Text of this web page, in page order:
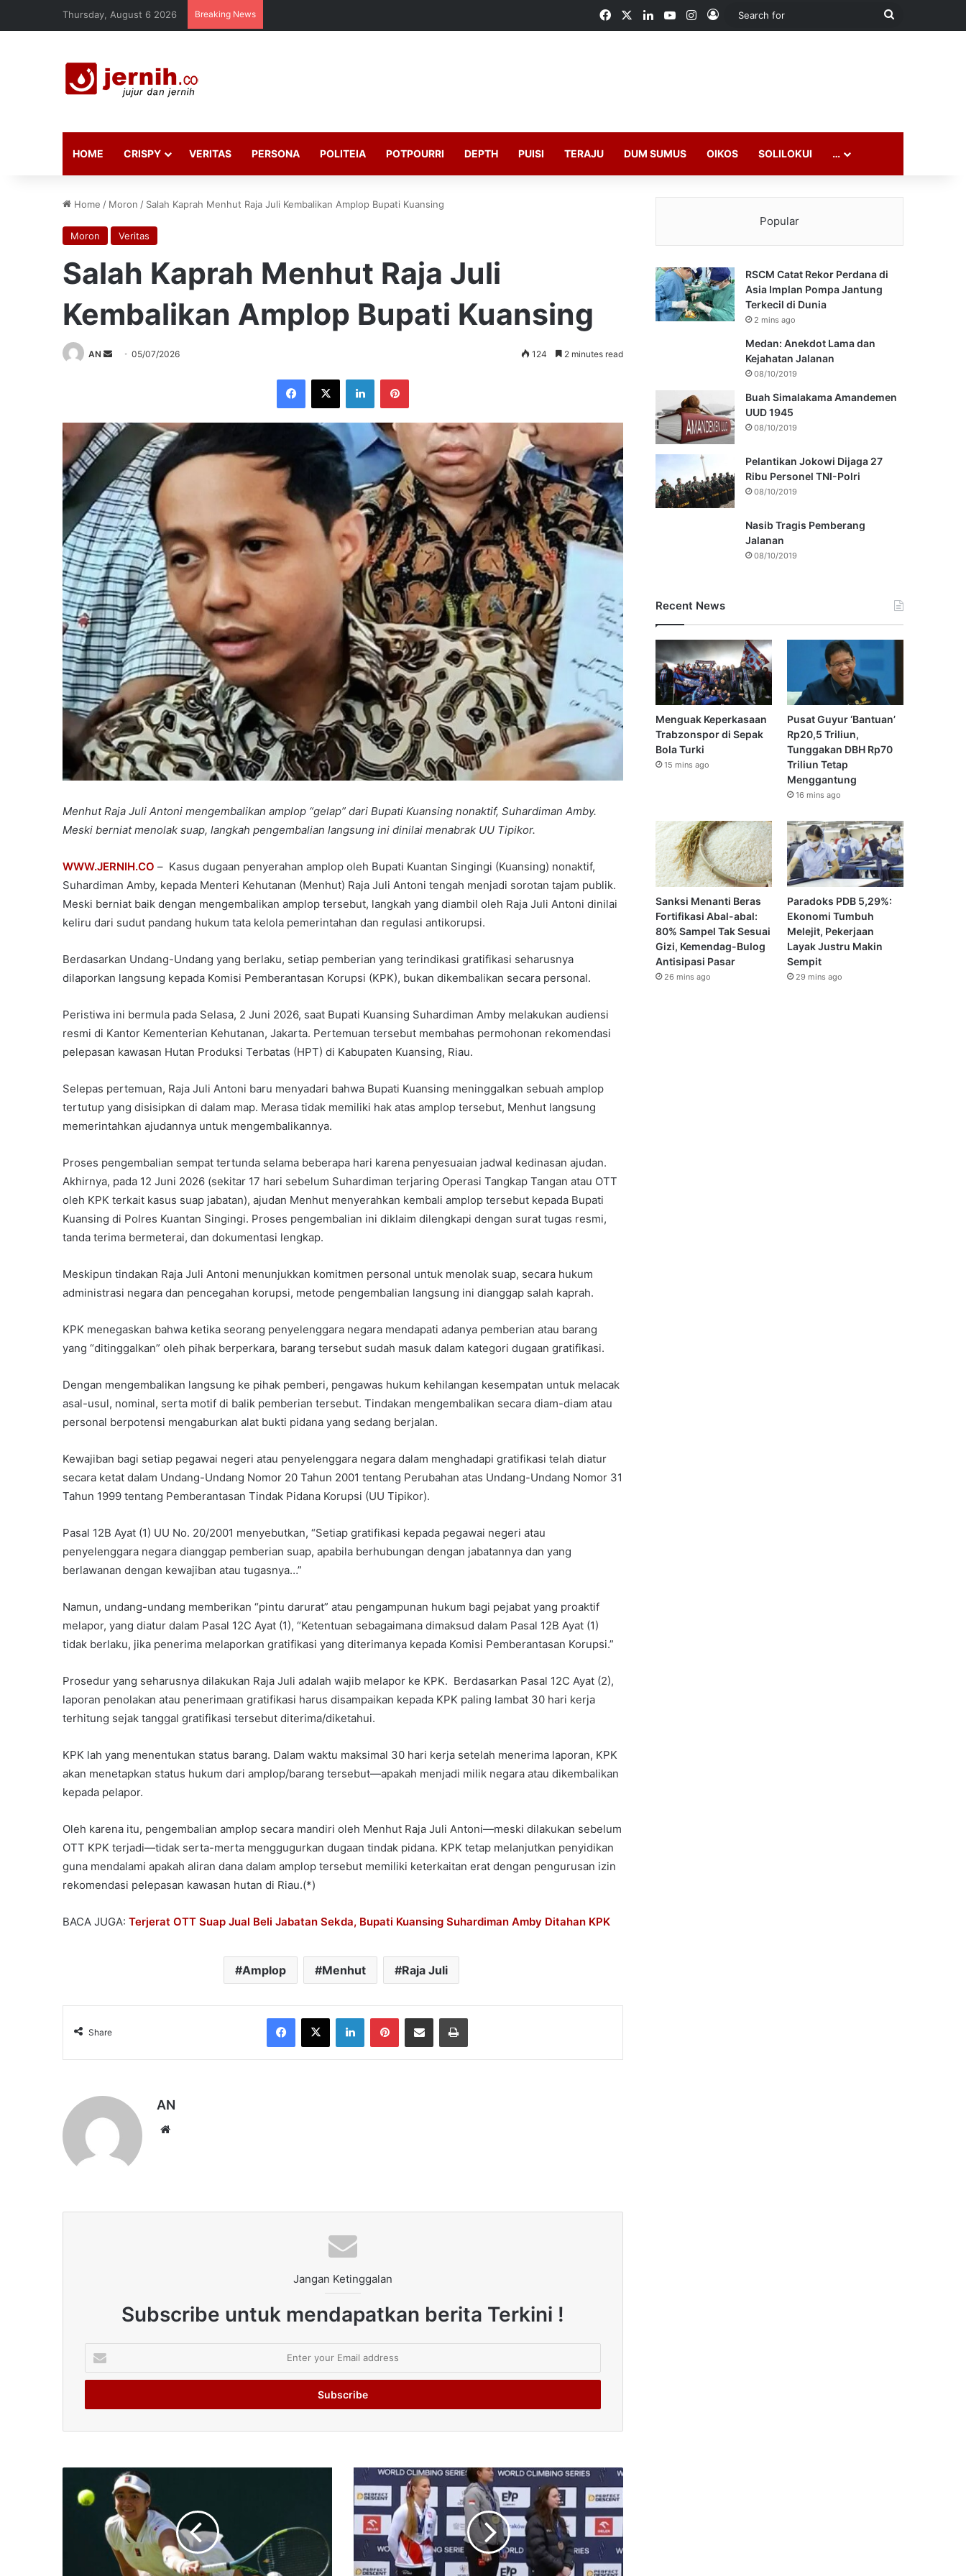
Thursday, August 6 2026 Breaking News FacebookLinkedInYouTubeInstagram
Log In
Search
HOME CRISPY VERITAS PERSONA POLITEIA POTPOURRI DEPTH PUISI TERAJU DUM SUMUS OIKOS SOLILOKUI …
Home / Moron / Salah Kaprah Menhut Raja Juli Kembalikan Amplop Bupati Kuansing
Moron Veritas
Salah Kaprah Menhut Raja Juli
Kembalikan Amplop Bupati Kuansing
AN
Send05/07/2026 124 2 minutes read
Facebook
X LinkedInPinterest
Menhut Raja Juli Antoni mengembalikan amplop “gelap” dari Bupati Kuansing nonaktif, Suhardiman Amby.
Meski berniat menolak suap, langkah pengembalian langsung ini dinilai menabrak UU Tipikor.
WWW.JERNIH.CO – ​ Kasus dugaan penyerahan amplop oleh Bupati Kuantan Singingi (Kuansing) nonaktif,
Suhardiman Amby, kepada Menteri Kehutanan (Menhut) Raja Juli Antoni tengah menjadi sorotan tajam publik.
Meski berniat baik dengan mengembalikan amplop tersebut, langkah yang diambil oleh Raja Juli Antoni dinilai
keliru dari sudut pandang hukum tata kelola pemerintahan dan regulasi antikorupsi.
Berdasarkan Undang-Undang yang berlaku, setiap pemberian yang terindikasi gratifikasi seharusnya
dilaporkan langsung kepada Komisi Pemberantasan Korupsi (KPK), bukan dikembalikan secara personal.
Peristiwa ini bermula pada Selasa, 2 Juni 2026, saat Bupati Kuansing Suhardiman Amby melakukan audiensi
resmi di Kantor Kementerian Kehutanan, Jakarta. Pertemuan tersebut membahas permohonan rekomendasi
pelepasan kawasan Hutan Produksi Terbatas (HPT) di Kabupaten Kuansing, Riau.
Selepas pertemuan, Raja Juli Antoni baru menyadari bahwa Bupati Kuansing meninggalkan sebuah amplop
tertutup yang disisipkan di dalam map. Merasa tidak memiliki hak atas amplop tersebut, Menhut langsung
memerintahkan ajudannya untuk mengembalikannya.
Proses pengembalian sempat tertunda selama beberapa hari karena penyesuaian jadwal kedinasan ajudan.
Akhirnya, pada 12 Juni 2026 (sekitar 17 hari sebelum Suhardiman terjaring Operasi Tangkap Tangan atau OTT
oleh KPK terkait kasus suap jabatan), ajudan Menhut menyerahkan kembali amplop tersebut kepada Bupati
Kuansing di Polres Kuantan Singingi. Proses pengembalian ini diklaim dilengkapi dengan surat tugas resmi,
tanda terima bermeterai, dan dokumentasi lengkap.
Meskipun tindakan Raja Juli Antoni menunjukkan komitmen personal untuk menolak suap, secara hukum
administrasi negara dan pencegahan korupsi, metode pengembalian langsung ini dianggap salah kaprah.
KPK menegaskan bahwa ketika seorang penyelenggara negara mendapati adanya pemberian atau barang
yang “ditinggalkan” oleh pihak berperkara, barang tersebut sudah masuk dalam kategori dugaan gratifikasi.
Dengan mengembalikan langsung ke pihak pemberi, pengawas hukum kehilangan kesempatan untuk melacak
asal-usul, nominal, serta motif di balik pemberian tersebut. Tindakan mengembalikan secara diam-diam atau
personal berpotensi mengaburkan alat bukti pidana yang sedang berjalan.
Kewajiban bagi setiap pegawai negeri atau penyelenggara negara dalam menghadapi gratifikasi telah diatur
secara ketat dalam Undang-Undang Nomor 20 Tahun 2001 tentang Perubahan atas Undang-Undang Nomor 31
Tahun 1999 tentang Pemberantasan Tindak Pidana Korupsi (UU Tipikor).
Pasal 12B Ayat (1) UU No. 20/2001 menyebutkan, “Setiap gratifikasi kepada pegawai negeri atau
penyelenggara negara dianggap pemberian suap, apabila berhubungan dengan jabatannya dan yang
berlawanan dengan kewajiban atau tugasnya…”
Namun, undang-undang memberikan “pintu darurat” atau pengampunan hukum bagi pejabat yang proaktif
melapor, yang diatur dalam Pasal 12C Ayat (1), “Ketentuan sebagaimana dimaksud dalam Pasal 12B Ayat (1)
tidak berlaku, jika penerima melaporkan gratifikasi yang diterimanya kepada Komisi Pemberantasan Korupsi.”
Prosedur yang seharusnya dilakukan Raja Juli adalah wajib melapor ke KPK. Berdasarkan Pasal 12C Ayat (2),
laporan penolakan atau penerimaan gratifikasi harus disampaikan kepada KPK paling lambat 30 hari kerja
terhitung sejak tanggal gratifikasi tersebut diterima/diketahui.
KPK lah yang menentukan status barang. Dalam waktu maksimal 30 hari kerja setelah menerima laporan, KPK
akan menetapkan status hukum dari amplop/barang tersebut—apakah menjadi milik negara atau dikembalikan
kepada pelapor.
Oleh karena itu, pengembalian amplop secara mandiri oleh Menhut Raja Juli Antoni—meski dilakukan sebelum
OTT KPK terjadi—tidak serta-merta menggugurkan dugaan tindak pidana. KPK tetap melanjutkan penyidikan
guna mendalami apakah aliran dana dalam amplop tersebut memiliki keterkaitan erat dengan pengurusan izin
rekomendasi pelepasan kawasan hutan di Riau.(*)
BACA JUGA: Terjerat OTT Suap Jual Beli Jabatan Sekda, Bupati Kuansing Suhardiman Amby Ditahan KPK
Amplop Menhut Raja Juli
Share
Facebook
X LinkedInPinterestShare via Email Print
AN
Jangan Ketinggalan
Subscribe untuk mendapatkan berita Terkini !
your
Email
Popular
RSCM Catat Rekor Perdana di
Asia Implan Pompa Jantung
Terkecil di Dunia
2 mins ago
Medan: Anekdot Lama dan
Kejahatan Jalanan
08/10/2019
Buah Simalakama Amandemen
UUD 1945
08/10/2019
Pelantikan Jokowi Dijaga 27
Ribu Personel TNI-Polri
08/10/2019
Nasib Tragis Pemberang
Jalanan
08/10/2019
Recent News
Menguak Keperkasaan
Trabzonspor di Sepak
Bola Turki
15 mins ago
Pusat Guyur ‘Bantuan’
Rp20,5 Triliun,
Tunggakan DBH Rp70
Triliun Tetap
Menggantung
16 mins ago
Sanksi Menanti Beras
Fortifikasi Abal-abal:
80% Sampel Tak Sesuai
Gizi, Kemendag-Bulog
Antisipasi Pasar
26 mins ago
Paradoks PDB 5,29%:
Ekonomi Tumbuh
Melejit, Pekerjaan
Layak Justru Makin
Sempit
29 mins ago